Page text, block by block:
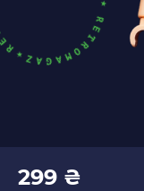
299 ₴